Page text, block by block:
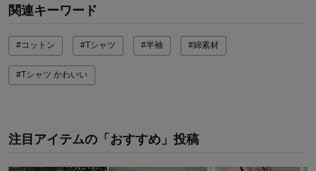
関連キーワード
#コットン #Tシャツ #半袖 #綿素材
#Tシャツ かわいい
注目アイテムの「おすすめ」投稿